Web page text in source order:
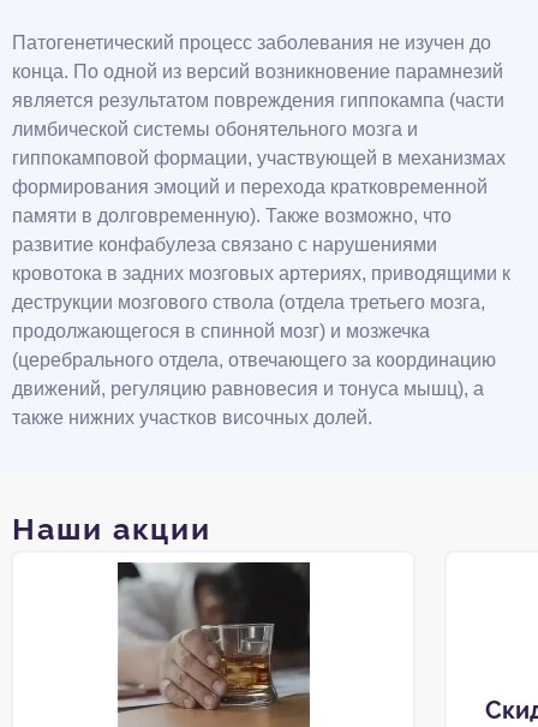
Патогенетический процесс заболевания не изучен до
конца. По одной из версий возникновение парамнезий
является результатом повреждения гиппокампа (части
лимбической системы обонятельного мозга и
гиппокамповой формации, участвующей в механизмах
формирования эмоций и перехода кратковременной
памяти в долговременную). Также возможно, что
развитие конфабулеза связано с нарушениями
кровотока в задних мозговых артериях, приводящими к
деструкции мозгового ствола (отдела третьего мозга,
продолжающегося в спинной мозг) и мозжечка
(церебрального отдела, отвечающего за координацию
движений, регуляцию равновесия и тонуса мышц), а
также нижних участков височных долей.
Наши акции